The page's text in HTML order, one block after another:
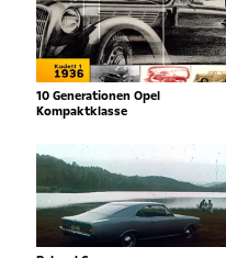
10 Generationen Opel
Kompaktklasse